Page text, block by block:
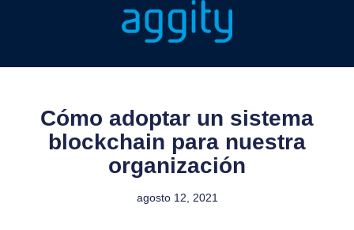
Cómo adoptar un sistema
blockchain para nuestra
organización
agosto 12, 2021